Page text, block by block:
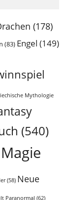
(178)
(83) Engel (149)
Mythologie
(540)
Magie
(58) Neue
Paranormal (62)